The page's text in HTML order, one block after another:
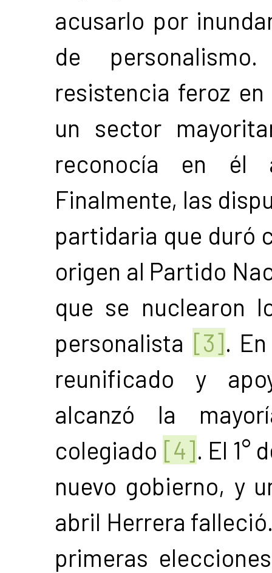
acusarlo por
de
resistencia feroz
un sector
reconocía en él
Finalmente, las
partidaria que duró
origen al Partido
que se nuclearon
personalista [3].
reunificado y
alcanzó la
colegiado [4]. El 1°
nuevo gobierno, y
abril Herrera
primeras